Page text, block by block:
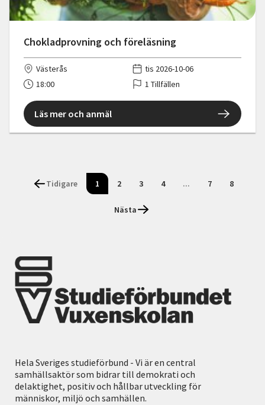
Chokladprovning och föreläsning
Västerås
tis 2026-10-06
18:00
1 Tillfällen
Läs mer och anmäl
Tidigare 1 2 3 4 ... 7 8
Nästa
Hela Sveriges studieförbund - Vi är en central
samhällsaktör som bidrar till demokrati och
delaktighet, positiv och hållbar utveckling för
människor, miljö och samhällen.